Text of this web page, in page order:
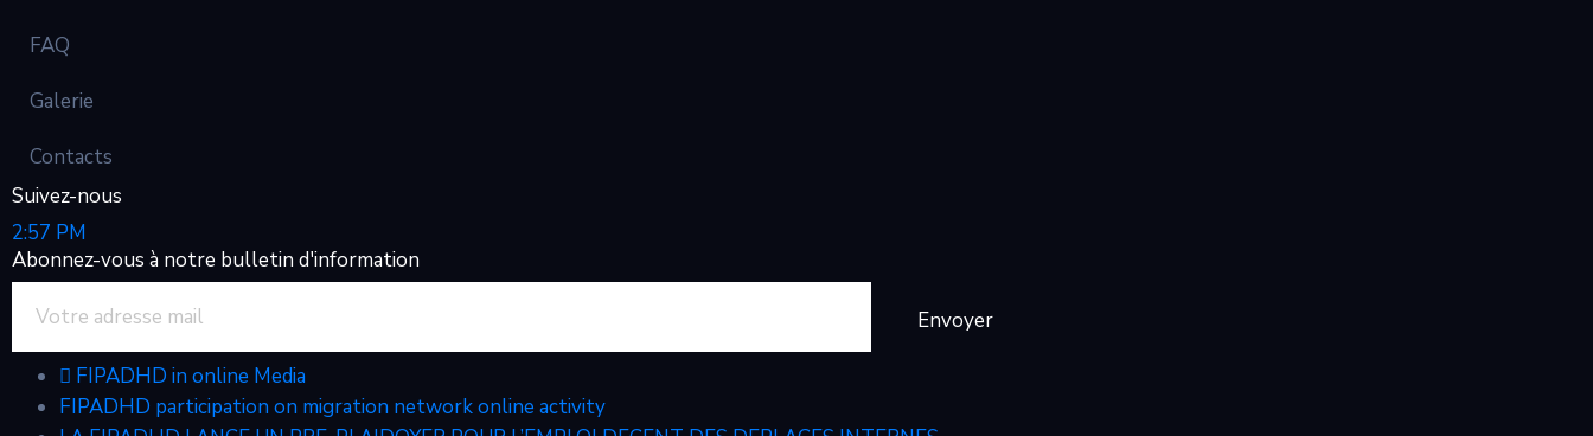
FAQ
Galerie
Contacts
Suivez-nous
2:57 PM
Abonnez-vous à notre bulletin d'information
Envoyer
FIPADHD in online Media
FIPADHD participation on migration network online activity